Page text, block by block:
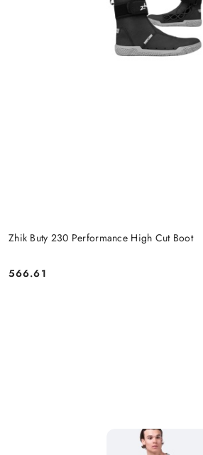
Zhik Buty 230 Performance High Cut Boot
Cena:
566.61